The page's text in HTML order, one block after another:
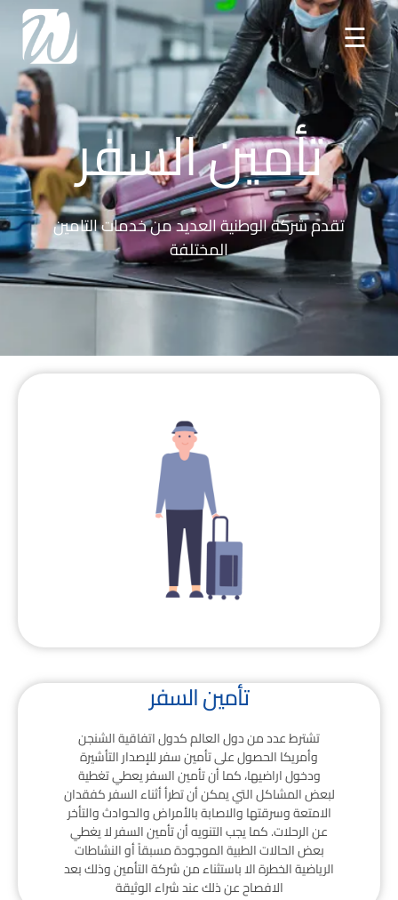
☰
تأمين السفر
تقدم شركة الوطنية العديد من خدمات التامين
المختلفة
تأمين السفر
تشترط عدد من دول العالم كدول اتفاقية الشنجن
وأمريكا الحصول على تأمين سفر للإصدار التأشيرة
ودخول اراضيها، كما أن تأمين السفر يعطي تغطية
لبعض المشاكل التي يمكن أن تطرأ أثناء السفر كفقدان
الامتعة وسرقتها والاصابة بالأمراض والحوادث والتأخر
عن الرحلات. كما يجب التنويه أن تأمين السفر لا يغطي
بعض الحالات الطبية الموجودة مسبقاً أو النشاطات
الرياضية الخطرة الا باستثناء من شركة التأمين وذلك بعد
الافصاح عن ذلك عند شراء الوثيقة